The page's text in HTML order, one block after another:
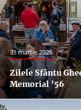
31 martie 2026
Zilele Sfântu
Memorial ’56